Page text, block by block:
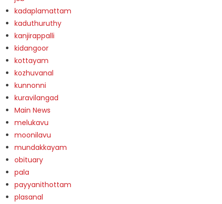
kadaplamattam
kaduthuruthy
kanjirappalli
kidangoor
kottayam
kozhuvanal
kunnonni
kuravilangad
Main News
melukavu
moonilavu
mundakkayam
obituary
pala
payyanithottam
plasanal